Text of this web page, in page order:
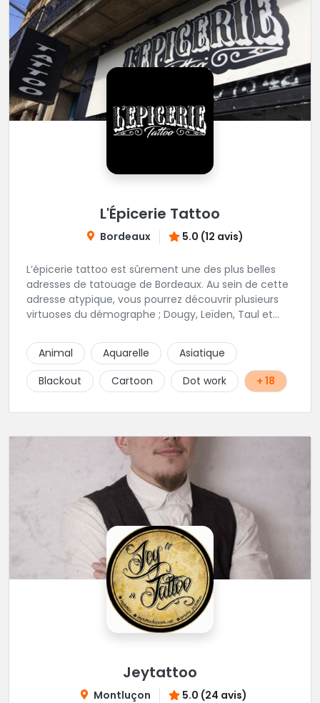
L'Épicerie Tattoo
Bordeaux 5.0 (12 avis)
L’épicerie tattoo est sûrement une des plus belles
adresses de tatouage de Bordeaux. Au sein de cette
adresse atypique, vous pourrez découvrir plusieurs
virtuoses du démographe ; Dougy, Leïden, Taul et
enfant et sympathique, vous pourrez demander
conseil pour votre tattoo. N'hésitez plus une seconde
pour rencontrer cette belle équipe !
Animal Aquarelle
Asiatique
Blackout
Cartoon Dot work + 18
Jeytattoo
Montluçon 5.0 (24 avis)